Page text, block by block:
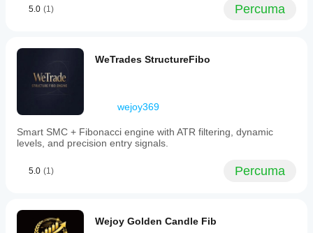
entry
on
opening
multiple
timeframes.
Profil indikator
5.0 (1) Percuma
WeTrades StructureFibo
wejoy369
Smart SMC + Fibonacci engine with ATR filtering, dynamic
levels, and precision entry signals.
5.0 (1) Percuma
Wejoy Golden Candle Fib